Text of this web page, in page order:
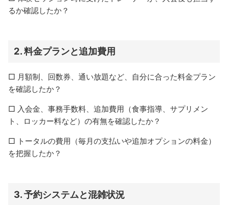
るか確認したか？
2.料金プランと追加費用
□ 月額制、回数券、通い放題など、自分に合った料金プラン
を確認したか？
□ 入会金、事務手数料、追加費用（食事指導、サプリメン
ト、ロッカー料など）の有無を確認したか？
□ トータルの費用（毎月の支払いや追加オプションの料金）
を把握したか？
3.予約システムと混雑状況